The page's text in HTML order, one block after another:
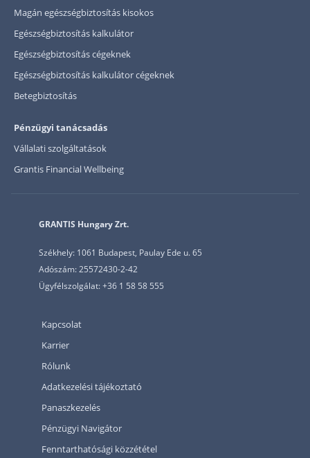
Magán egészségbiztosítás kisokos
Egészségbiztosítás kalkulátor
Egészségbiztosítás cégeknek
Egészségbiztosítás kalkulátor cégeknek
Betegbiztosítás
Pénzügyi tanácsadás
Vállalati szolgáltatások
Grantis Financial Wellbeing
GRANTIS Hungary Zrt.
Székhely: 1061 Budapest, Paulay Ede u. 65
Adószám: 25572430-2-42
Ügyfélszolgálat: +36 1 58 58 555
Kapcsolat
Karrier
Rólunk
Adatkezelési tájékoztató
Panaszkezelés
Pénzügyi Navigátor
Fenntarthatósági közzététel